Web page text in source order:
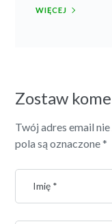
WIĘCEJ
Zostaw
Twój adres email
pola są oznaczone*